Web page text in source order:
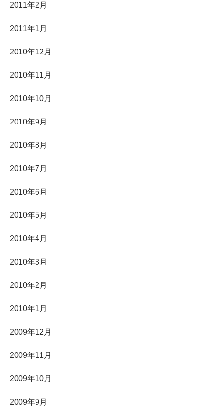
2011年2月
2011年1月
2010年12月
2010年11月
2010年10月
2010年9月
2010年8月
2010年7月
2010年6月
2010年5月
2010年4月
2010年3月
2010年2月
2010年1月
2009年12月
2009年11月
2009年10月
2009年9月